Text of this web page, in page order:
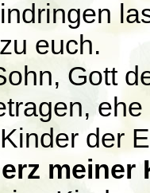
euch.
Gott
der